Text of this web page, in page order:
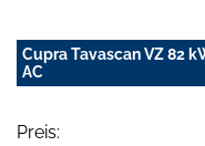
Cupra Tavascan VZ 82
AC
Preis: